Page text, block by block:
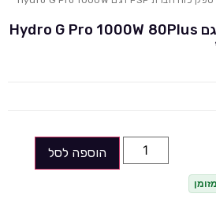
ספק כוח חברת FSP דגם Hydro G Pro 1000W 80Plus
הוספה לסל